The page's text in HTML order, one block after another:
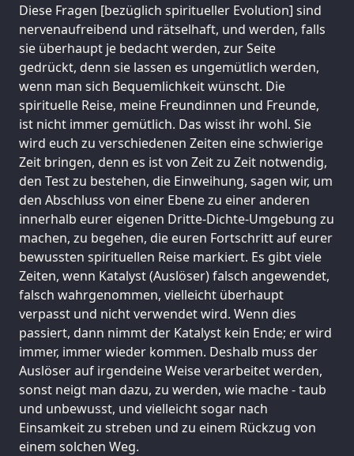
Diese Fragen [bezüglich spiritueller Evolution] sind
nervenaufreibend und rätselhaft, und werden, falls
sie überhaupt je bedacht werden, zur Seite
gedrückt, denn sie lassen es ungemütlich werden,
wenn man sich Bequemlichkeit wünscht. Die
spirituelle Reise, meine Freundinnen und Freunde,
ist nicht immer gemütlich. Das wisst ihr wohl. Sie
wird euch zu verschiedenen Zeiten eine schwierige
Zeit bringen, denn es ist von Zeit zu Zeit notwendig,
den Test zu bestehen, die Einweihung, sagen wir, um
den Abschluss von einer Ebene zu einer anderen
innerhalb eurer eigenen Dritte-Dichte-Umgebung zu
machen, zu begehen, die euren Fortschritt auf eurer
bewussten spirituellen Reise markiert. Es gibt viele
Zeiten, wenn Katalyst (Auslöser) falsch angewendet,
falsch wahrgenommen, vielleicht überhaupt
verpasst und nicht verwendet wird. Wenn dies
passiert, dann nimmt der Katalyst kein Ende; er wird
immer, immer wieder kommen. Deshalb muss der
Auslöser auf irgendeine Weise verarbeitet werden,
sonst neigt man dazu, zu werden, wie mache - taub
und unbewusst, und vielleicht sogar nach
Einsamkeit zu streben und zu einem Rückzug von
einem solchen Weg.